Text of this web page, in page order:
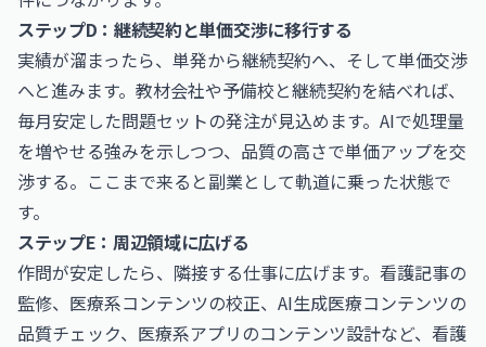
ステップD：継続契約と単価交渉に移行する
実績が溜まったら、単発から継続契約へ、そして単価交渉
へと進みます。教材会社や予備校と継続契約を結べれば、
毎月安定した問題セットの発注が見込めます。AIで処理量
を増やせる強みを示しつつ、品質の高さで単価アップを交
渉する。ここまで来ると副業として軌道に乗った状態で
す。
ステップE：周辺領域に広げる
作問が安定したら、隣接する仕事に広げます。看護記事の
監修、医療系コンテンツの校正、AI生成医療コンテンツの
品質チェック、医療系アプリのコンテンツ設計など、看護